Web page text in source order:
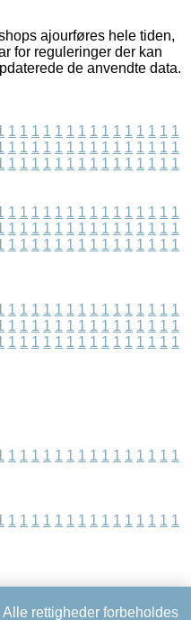
ajourføres hele tiden,
for reguleringer der kan
de anvendte data.
1 1 1 1 1 1 1 1 1 1 1 1 1 1 1
1 1 1 1 1 1 1 1 1 1 1 1 1 1 1
1 1 1 1 1 1 1 1 1 1 1 1 1 1 1
1 1 1 1 1 1 1 1 1 1 1 1 1 1 1
1 1 1 1 1 1 1 1 1 1 1 1 1 1 1
1 1 1 1 1 1 1 1 1 1 1 1 1 1 1
1 1 1 1 1 1 1 1 1 1 1 1 1 1 1
1 1 1 1 1 1 1 1 1 1 1 1 1 1 1
1 1 1 1 1 1 1 1 1 1 1 1 1 1 1
1 1 1 1 1 1 1 1 1 1 1 1 1 1 1
1 1 1 1 1 1 1 1 1 1 1 1 1 1 1
Alle rettigheder forbeholdes